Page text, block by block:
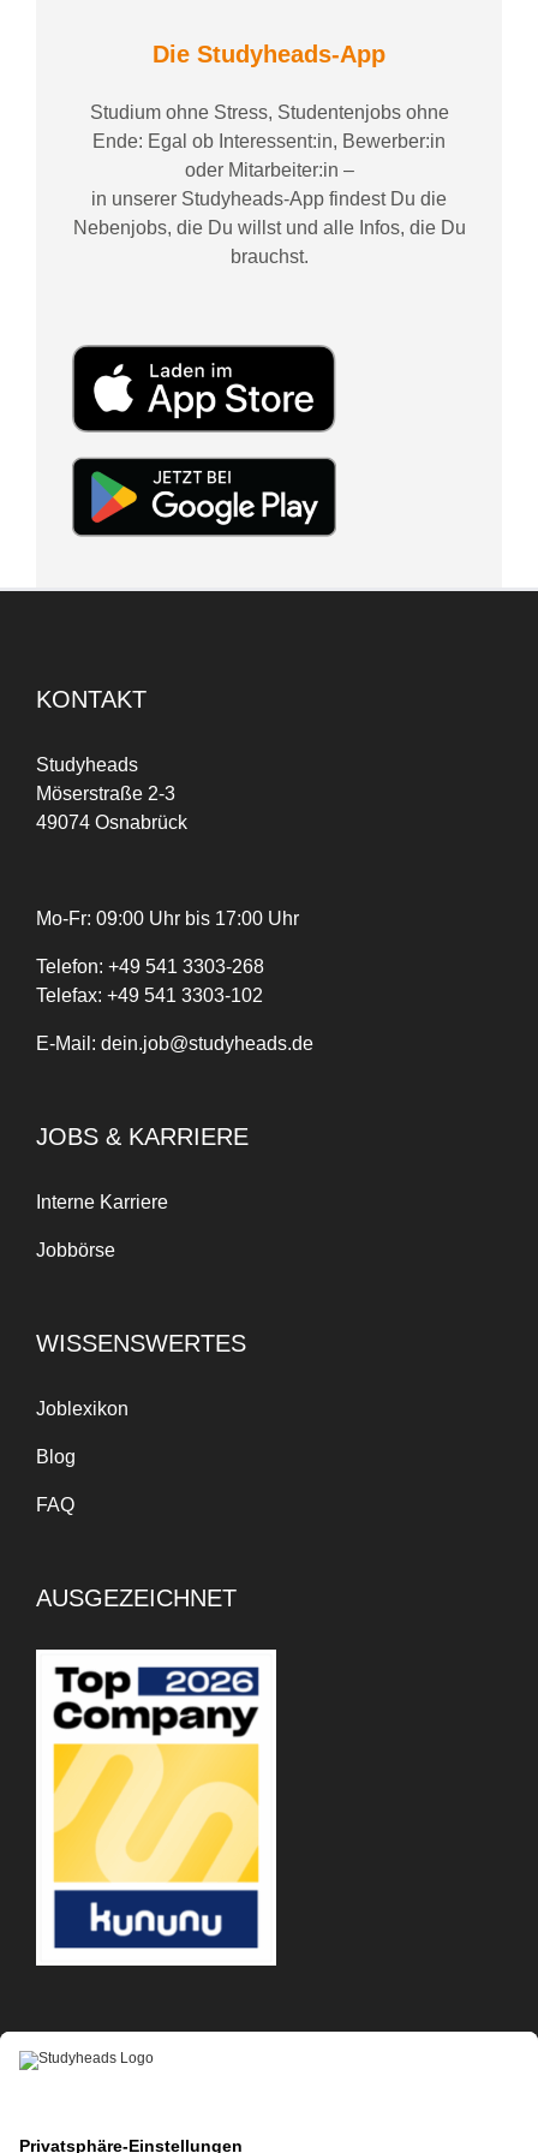
Die Studyheads-App
Studium ohne Stress, Studentenjobs ohne
Ende: Egal ob Interessent:in, Bewerber:in
oder Mitarbeiter:in –
in unserer Studyheads-App findest Du die
Nebenjobs, die Du willst und alle Infos, die Du
brauchst.
KONTAKT
Studyheads
Möserstraße 2-3
49074 Osnabrück
Mo-Fr: 09:00 Uhr bis 17:00 Uhr
Telefon: +49 541 3303-268
Telefax: +49 541 3303-102
E-Mail: dein.job@studyheads.de
JOBS & KARRIERE
Interne Karriere
Jobbörse
WISSENSWERTES
Joblexikon
Blog
FAQ
AUSGEZEICHNET